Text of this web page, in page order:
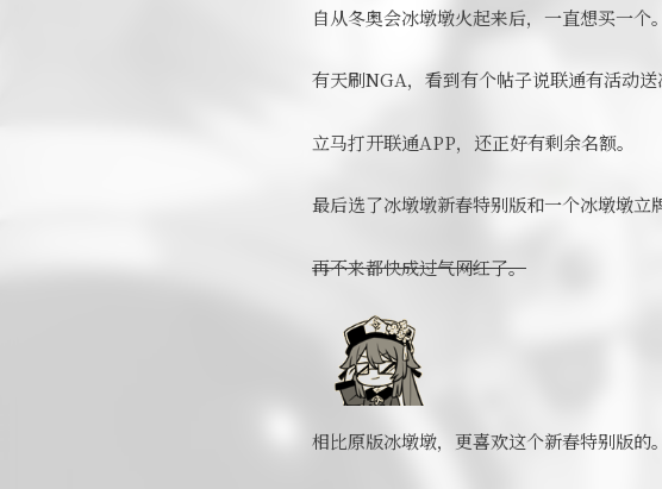
自从冬奥会冰墩墩火起来后，一直想买一个
有天刷NGA，看到有个帖子说联通有活动送
立马打开联通APP，还正好有剩余名额。
最后选了冰墩墩新春特别版和一个冰墩墩立
再不来都快成过气网红了。
相比原版冰墩墩，更喜欢这个新春特别版的